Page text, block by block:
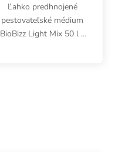
Ľahko predhnojené
pestovateľské médium
BioBizz Light Mix 50 l s